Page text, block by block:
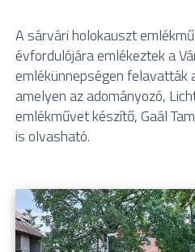
A sárvári holokauszt
évfordulójára emlékeztek a
emlékünnepségen felavatták
amelyen az adományozó,
emlékművet készítő, Gaál
is olvasható.